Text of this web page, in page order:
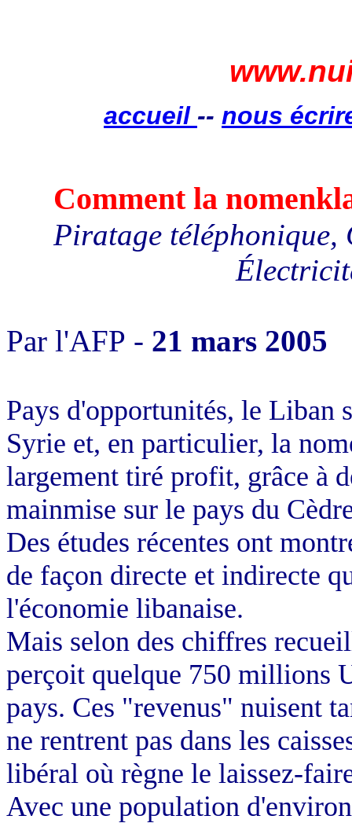
accueil -- nous
Comment la
Piratage
Par l'AFP - 21 mars 2005
Pays d'opportunités, le Liban
Syrie et, en particulier, la
largement tiré profit, grâce à
mainmise sur le pays du
Des études récentes ont
de façon directe et indirecte
l'économie libanaise.
Mais selon des chiffres
perçoit quelque 750 millions
pays. Ces "revenus" nuisent
ne rentrent pas dans les
libéral où règne le laissez-
Avec une population